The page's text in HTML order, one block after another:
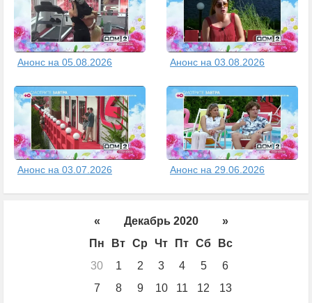
Анонс на 05.08.2026 Анонс на 03.08.2026
Анонс на 03.07.2026 Анонс на 29.06.2026
« Декабрь 2020
»
Пн
Вт Ср Чт Пт Сб
Вс
30
1 2 3 4 5
6
7
8 9 10 11 12
13